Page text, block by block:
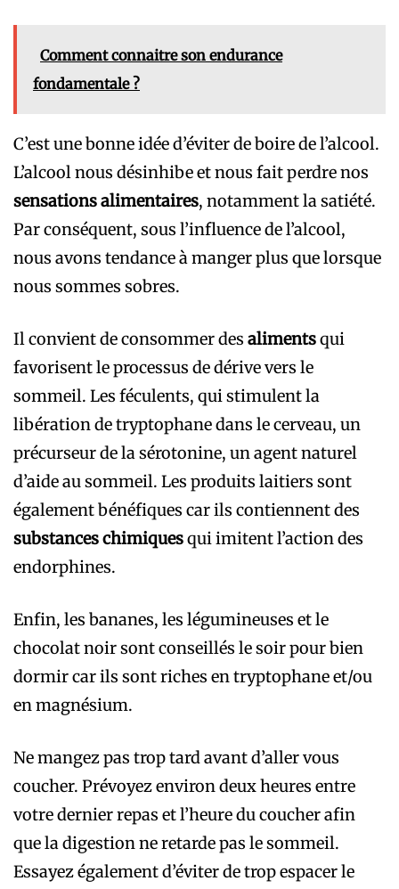
Comment connaitre son endurance
fondamentale ?
C’est une bonne idée d’éviter de boire de l’alcool.
L’alcool nous désinhibe et nous fait perdre nos
sensations alimentaires, notamment la satiété.
Par conséquent, sous l’influence de l’alcool,
nous avons tendance à manger plus que lorsque
nous sommes sobres.
Il convient de consommer des alimentsqui
favorisent le processus de dérive vers le
sommeil. Les féculents, qui stimulent la
libération de tryptophane dans le cerveau, un
précurseur de la sérotonine, un agent naturel
d’aide au sommeil. Les produits laitiers sont
également bénéfiques car ils contiennent des
substances chimiquesqui imitent l’action des
endorphines.
Enfin, les bananes, les légumineuses et le
chocolat noir sont conseillés le soir pour bien
dormir car ils sont riches en tryptophane et/ou
en magnésium.
Ne mangez pas trop tard avant d’aller vous
coucher. Prévoyez environ deux heures entre
votre dernier repas et l’heure du coucher afin
que la digestion ne retarde pas le sommeil.
Essayez également d’éviter de trop espacer le